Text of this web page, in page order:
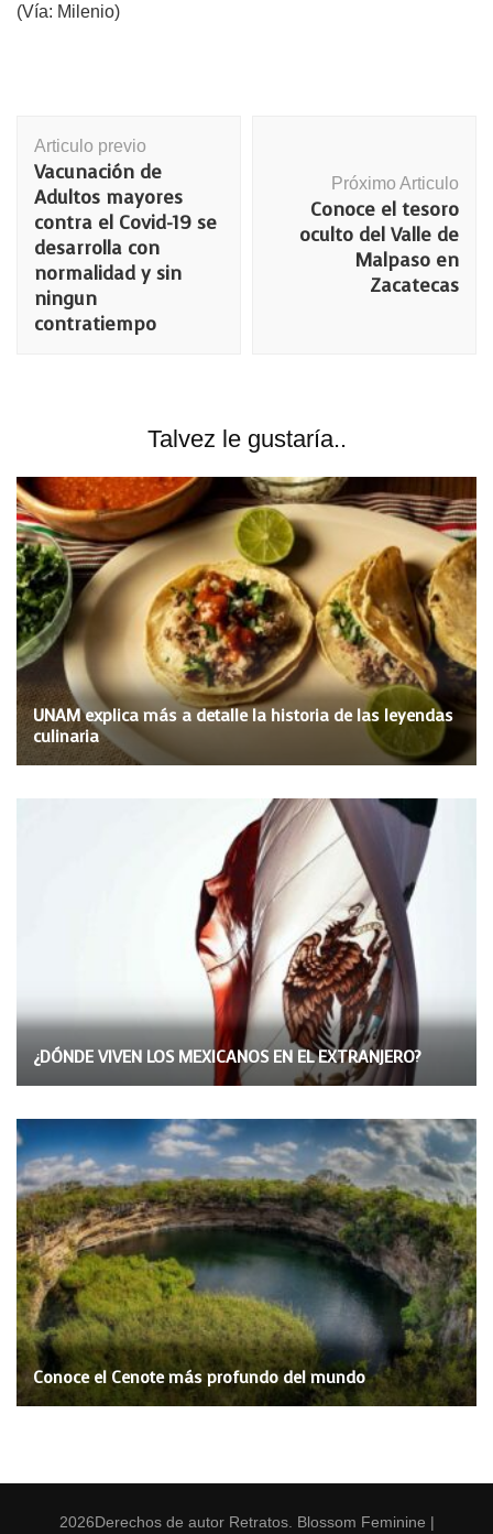
(Vía: Milenio)
de
publicación
Articulo previo
Vacunación de
Adultos mayores
contra el Covid-19 se
desarrolla con
normalidad y sin
ningun
contratiempo
Próximo Articulo
Conoce el tesoro
oculto del Valle de
Malpaso en
Zacatecas
Talvez le gustaría..
UNAM explica más a detalle la historia de las leyendas
culinaria
¿DÓNDE VIVEN LOS MEXICANOS EN EL EXTRANJERO?
Conoce el Cenote más profundo del mundo
2026Derechos de autor Retratos. Blossom Feminine |